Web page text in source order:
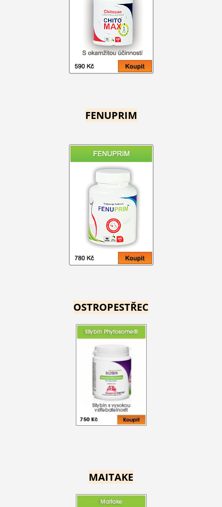
FENUPRIM
OSTROPESTŘEC
MAITAKE